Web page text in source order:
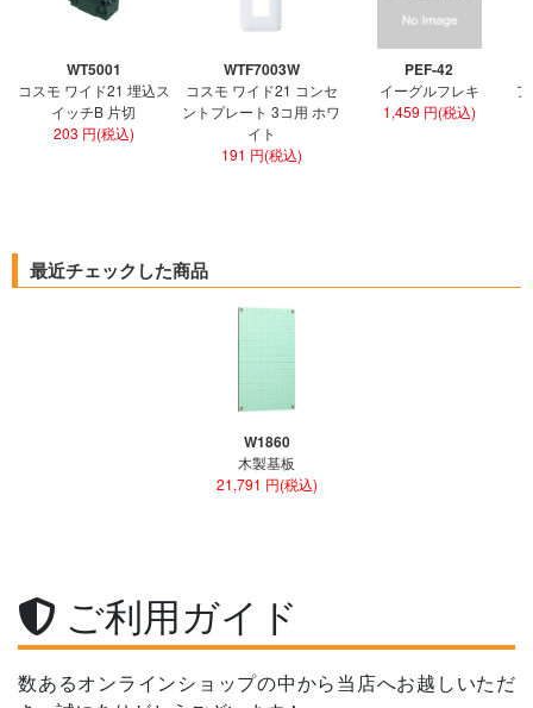
WT5001
コスモ ワイド21 埋込ス
イッチB 片切
203 円(税込)
WTF7003W
コスモ ワイド21 コンセ
ントプレート 3コ用 ホワ
イト
191 円(税込)
PEF-42
イーグルフレキ
1,459 円(税込)
最近チェックした商品
W1860
木製基板
21,791 円(税込)
ご利用ガイド
数あるオンラインショップの中から当店へお越しいただ